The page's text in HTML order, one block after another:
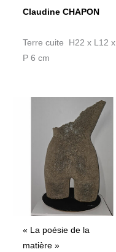
Claudine CHAPON
Terre cuite H22 x L12 x
P 6 cm
« La poésie de la
matière »